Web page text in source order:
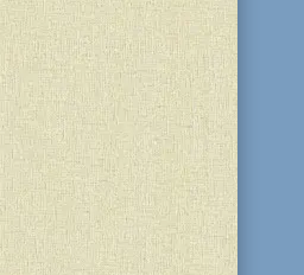
Маца
связаны с самым
праздника Песах
хлеба мы едим мацу.
мацу, вторая -
Многие едят в
однако те, кто
заповеди как